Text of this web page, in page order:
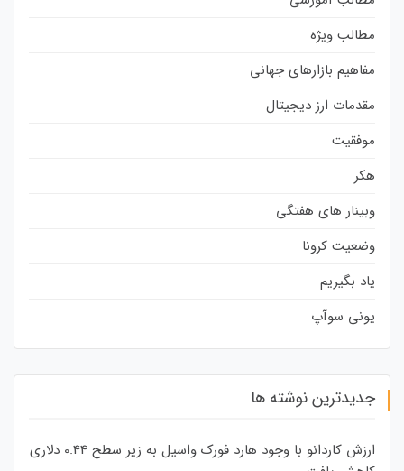
مطالب ویژه
مفاهیم بازارهای جهانی
مقدمات ارز دیجیتال
موفقیت
هکر
وبینار های هفتگی
وضعیت کرونا
یاد بگیریم
یونی سوآپ
جدیدترین نوشته ها
ارزش کاردانو با وجود هارد فورک واسیل به زیر سطح 0.44 دلاری